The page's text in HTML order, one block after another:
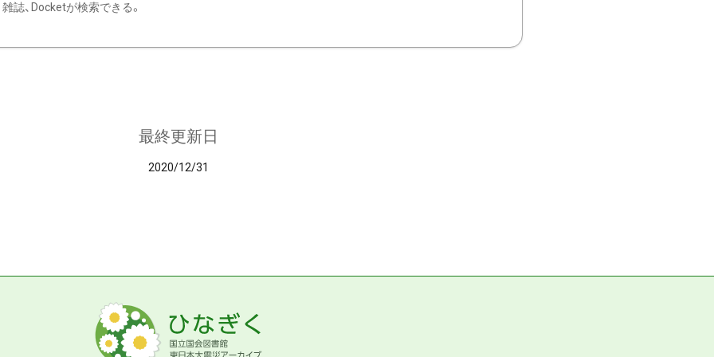
雑誌、Docketが検索できる。
最終更新日
2020/12/31